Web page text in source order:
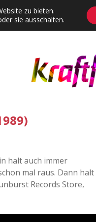
Dropdown-Menü öffnen
halt auch immer
mal raus. Dann halt
Records Store,
zu bieten.
sie ausschalten.